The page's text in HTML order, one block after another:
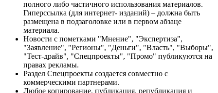
полного либо частичного использования материалов.
Гиперссылка (для интернет- изданий) – должна быть
размещена в подзаголовке или в первом абзаце
материала.
Новости с пометками "Мнение", "Экспертиза",
"Заявление", "Регионы", "Деньги", "Власть", "Выборы",
"Тест-драйв", "Спецпроекты", "Промо" публикуются на
правах рекламы.
Раздел Спецпроекты создается совместно с
коммерческими партнерами.
Любое копирование, публикация, републикация и